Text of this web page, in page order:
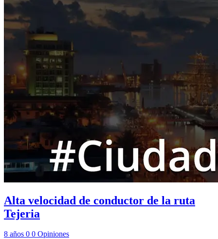
Alta velocidad de conductor de la ruta
Tejeria
8 años 0 0 Opiniones